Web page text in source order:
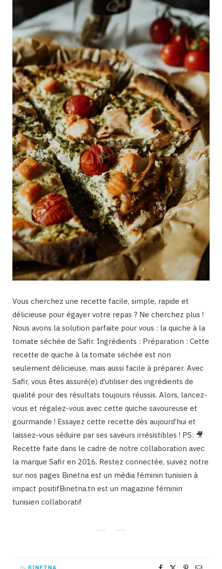
Vous cherchez une recette facile, simple, rapide et
délicieuse pour égayer votre repas ? Ne cherchez plus !
Nous avons la solution parfaite pour vous : la quiche à la
tomate séchée de Safir. Ingrédients : Préparation : Cette
recette de quiche à la tomate séchée est non
seulement délicieuse, mais aussi facile à préparer. Avec
Safir, vous êtes assuré(e) d’utiliser des ingrédients de
qualité pour des résultats toujours réussis. Alors, lancez-
vous et régalez-vous avec cette quiche savoureuse et
gourmande ! Essayez cette recette dès aujourd’hui et
laissez-vous séduire par ses saveurs irrésistibles ! PS: 🎥
Recette faite dans le cadre de notre collaboration avec
la marque Safir en 2016. Restez connectée, suivez notre
sur nos pages Binetna est un média féminin tunisien à
impact positifBinetna.tn est un magazine féminin
tunisien collaboratif
By BINETNA